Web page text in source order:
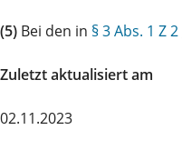
(5) Bei den in § 3 Abs. 1 Z 2
Zuletzt aktualisiert am
02.11.2023